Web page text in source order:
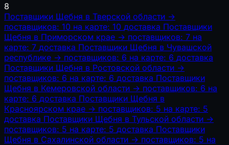
8
Поставщики Щебня в Тверской области →
поставщиков: 10 на карте: 10 доставка Поставщики
Щебня в Приморском крае → поставщиков: 7 на
карте: 7 доставка Поставщики Щебня в Чувашской
республике → поставщиков: 6 на карте: 6 доставка
Поставщики Щебня в Ростовской области →
поставщиков: 6 на карте: 6 доставка Поставщики
Щебня в Кемеровской области → поставщиков: 6 на
карте: 6 доставка Поставщики Щебня в
Красноярском крае → поставщиков: 5 на карте: 5
доставка Поставщики Щебня в Тульской области →
поставщиков: 5 на карте: 5 доставка Поставщики
Щебня в Сахалинской области → поставщиков: 5 на